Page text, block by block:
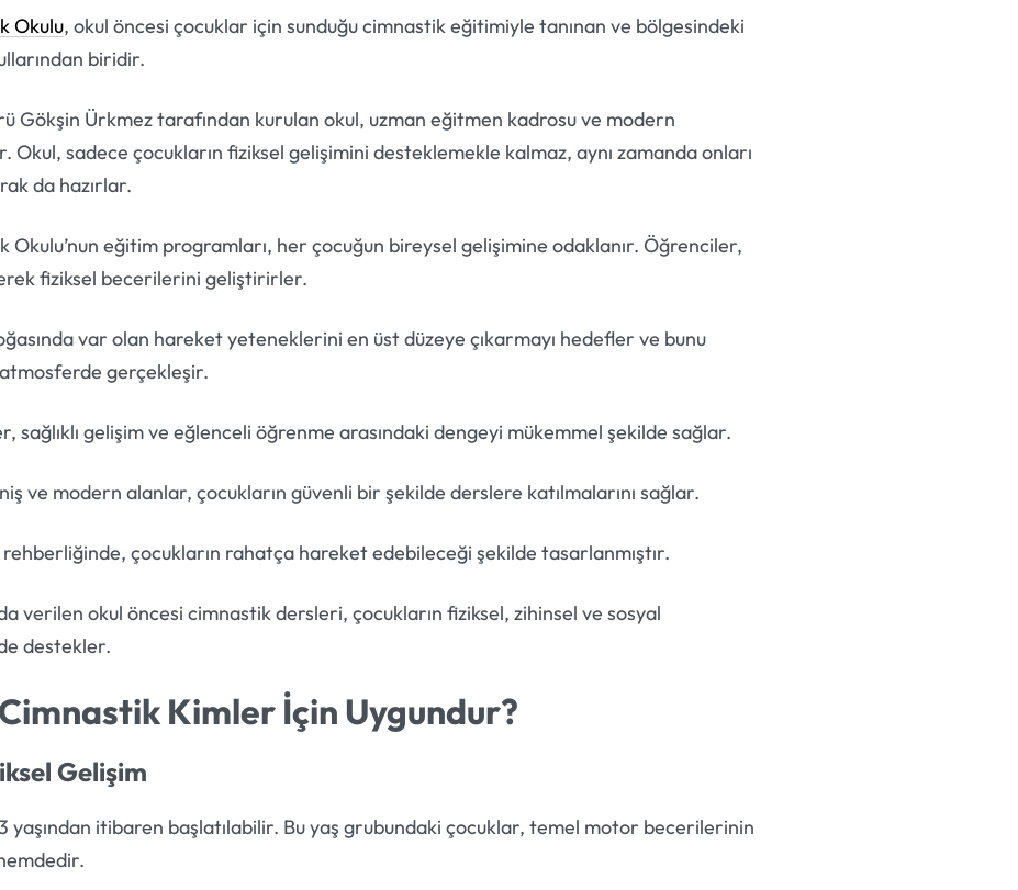
Okulu, okul öncesi çocuklar için sunduğu cimnastik eğitimiyle tanınan ve bölgesindeki
biridir.
Gökşin Ürkmez tarafından kurulan okul, uzman eğitmen kadrosu ve modern
sadece çocukların fiziksel gelişimini desteklemekle kalmaz, aynı zamanda onları
da hazırlar.
Okulu’nun eğitim programları, her çocuğun bireysel gelişimine odaklanır. Öğrenciler,
fiziksel becerilerini geliştirirler.
var olan hareket yeteneklerini en üst düzeye çıkarmayı hedefler ve bunu
gerçekleşir.
sağlıklı gelişim ve eğlenceli öğrenme arasındaki dengeyi mükemmel şekilde sağlar.
ve modern alanlar, çocukların güvenli bir şekilde derslere katılmalarını sağlar.
çocukların rahatça hareket edebileceği şekilde tasarlanmıştır.
verilen okul öncesi cimnastik dersleri, çocukların fiziksel, zihinsel ve sosyal
destekler.
Kimler İçin Uygundur?
Gelişim
yaşından itibaren başlatılabilir. Bu yaş grubundaki çocuklar, temel motor becerilerinin